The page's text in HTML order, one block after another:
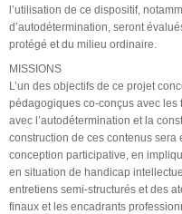
l’utilisation de ce dispositif,
d’autodétermination, seront
protégé et du milieu ordinaire.
MISSIONS
L’un des objectifs de ce projet
pédagogiques co-conçus avec les
avec l’autodétermination et la
construction de ces contenus
conception participative, en
en situation de handicap
entretiens semi-structurés et des
finaux et les encadrants